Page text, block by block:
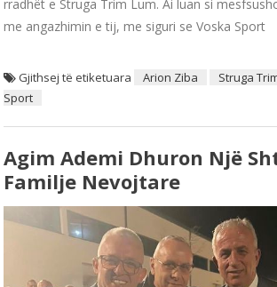
rradhët e Struga Trim Lum. Ai luan si
me angazhimin e tij, me siguri se Voska Sport
Gjithsej të etiketuara Arion Ziba Struga
Sport
Agim Ademi Dhuron Një
Familje Nevojtare